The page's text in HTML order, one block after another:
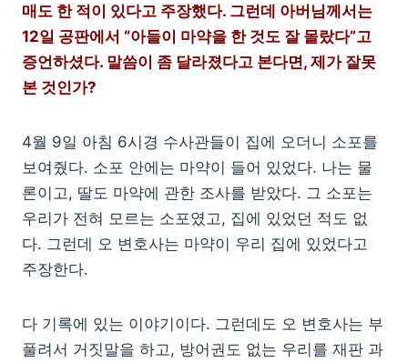
매도 한 적이 있다고 주장했다. 그런데 아버님께서는
12일 공판에서 “아들이 마약을 한 것도 잘 몰랐다”고
증언하셨다. 말씀이 좀 달라졌다고 본다면, 제가 잘못
본 것인가?
4월 9일 아침 6시경 수사관들이 집에 오더니 소포를
보여줬다. 소포 안에는 마약이 들어 있었다. 나는 물
론이고, 딸도 마약에 관한 조사를 받았다. 그 소포는
우리가 전혀 모르는 소포였고, 집에 있었던 적도 없
다. 그런데 오 변호사는 마약이 우리 집에 있었다고
주장한다.
다 기록에 있는 이야기이다. 그런데도 오 변호사는 부
풀려서 거짓말을 하고, 방어권도 없는 우리를 재판 과